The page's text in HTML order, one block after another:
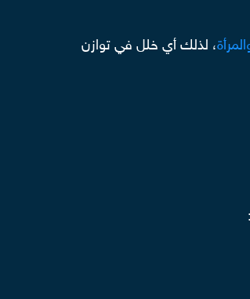
، لذلك أي خلل في توازن